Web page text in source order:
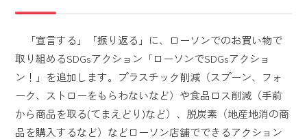
「宣言する」「振り返る」に、ローソンでのお買い物で
取り組めるSDGsアクション「ローソンでSDGsアクショ
ン！」を追加します。プラスチック削減（スプーン、フォ
ーク、ストローをもらわないなど）や食品ロス削減（手前
から商品を取る(てまえどり)など）、脱炭素（地産地消の商
品を購入するなど）などローソン店舗でできるアクション